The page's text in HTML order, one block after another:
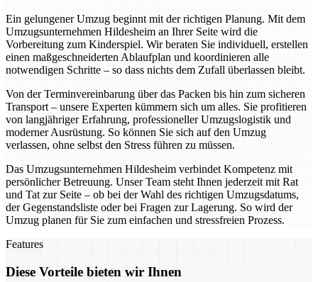
Ein gelungener Umzug beginnt mit der richtigen Planung. Mit dem
Umzugsunternehmen Hildesheim an Ihrer Seite wird die
Vorbereitung zum Kinderspiel. Wir beraten Sie individuell, erstellen
einen maßgeschneiderten Ablaufplan und koordinieren alle
notwendigen Schritte – so dass nichts dem Zufall überlassen bleibt.
Von der Terminvereinbarung über das Packen bis hin zum sicheren
Transport – unsere Experten kümmern sich um alles. Sie profitieren
von langjähriger Erfahrung, professioneller Umzugslogistik und
moderner Ausrüstung. So können Sie sich auf den Umzug
verlassen, ohne selbst den Stress führen zu müssen.
Das Umzugsunternehmen Hildesheim verbindet Kompetenz mit
persönlicher Betreuung. Unser Team steht Ihnen jederzeit mit Rat
und Tat zur Seite – ob bei der Wahl des richtigen Umzugsdatums,
der Gegenstandsliste oder bei Fragen zur Lagerung. So wird der
Umzug planen für Sie zum einfachen und stressfreien Prozess.
Features
Diese Vorteile bieten wir Ihnen